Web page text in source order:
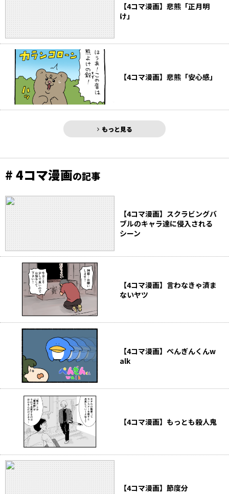
【4コマ漫画】悲熊「正月明
け」
【4コマ漫画】悲熊「安心感」
もっと見る
# 4コマ漫画の記事
【4コマ漫画】スクラビングバ
ブルのキャラ達に侵入される
シーン
【4コマ漫画】言わなきゃ済ま
ないヤツ
【4コマ漫画】ぺんぎんくんw
alk
【4コマ漫画】もっとも殺人鬼
【4コマ漫画】節度分